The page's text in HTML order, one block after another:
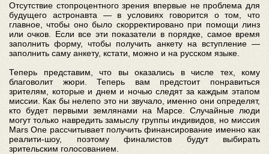
Отсутствие стопроцентного зрения впервые не проблема для
будущего астронавта — в условиях говорится о том, что
главное, чтобы оно было скорректировано при помощи линз
или очков. Если все эти показатели в порядке, самое время
заполнить форму, чтобы получить анкету на вступление —
заполнить саму анкету, кстати, можно и на русском языке.
Теперь представим, что вы оказались в числе тех, кому
благоволит жюри. Теперь вам предстоит понравиться
зрителям, которые и днем и ночью следят за каждым этапом
миссии. Как бы нелепо это ни звучало, именно они определят,
кто будет первыми землянами на Марсе. Случайные люди
могут только навредить замыслу группы индивидов, но миссия
Mars One рассчитывает получить финансирование именно как
реалити-шоу, поэтому финалистов будут выбирать
зрительским голосованием.